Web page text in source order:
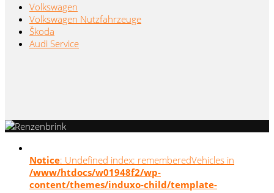
Volkswagen
Volkswagen Nutzfahrzeuge
Škoda
Audi Service
Notice: Undefined index: rememberedVehicles in
/www/htdocs/w01948f2/wp-
content/themes/induxo-child/template-